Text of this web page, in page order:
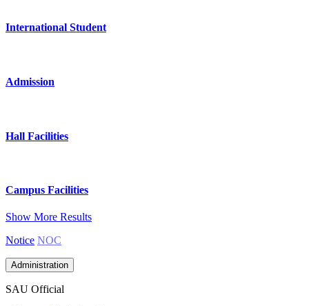
International Student
Admission
Hall Facilities
Campus Facilities
Show More Results
Notice NOC
Administration
SAU Official